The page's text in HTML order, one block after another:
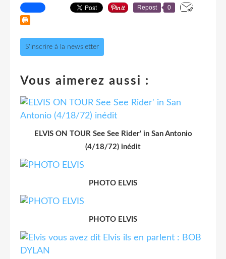
Repost 0
S'inscrire à la newsletter
Vous aimerez aussi :
ELVIS ON TOUR See See Rider' in San Antonio
(4/18/72) inédit
PHOTO ELVIS
PHOTO ELVIS